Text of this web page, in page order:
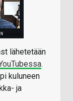
lähetetään
.
kuluneen
ja